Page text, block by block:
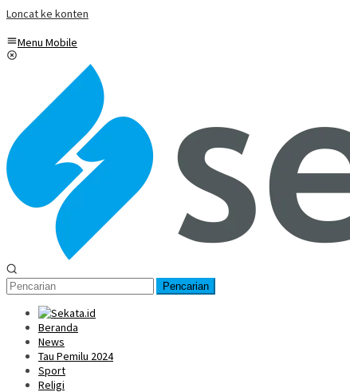
Loncat ke konten
Menu Mobile
Pencarian
Beranda
News
Tau Pemilu 2024
Sport
Religi